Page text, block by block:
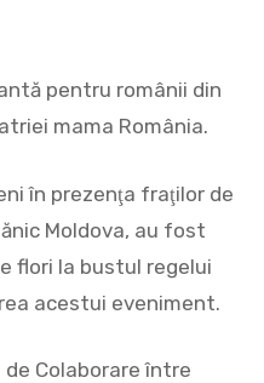
pentru românii din
mama România.
în prezenţa fraţilor de
Moldova, au fost
flori la bustul regelui
acestui eveniment.
Colaborare între